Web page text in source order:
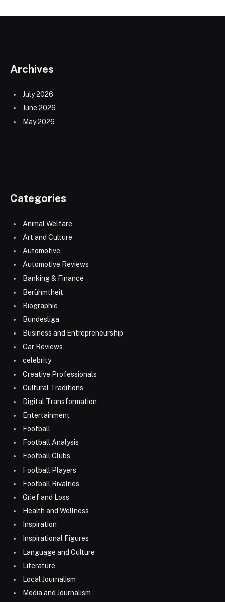
Archives
July 2026
June 2026
May 2026
Categories
Animal Welfare
Art and Culture
Automotive
Automotive Reviews
Banking & Finance
Berühmtheit
Biographie
Bundesliga
Business and Entrepreneurship
Car Reviews
celebrity
Creative Professionals
Cultural Traditions
Digital Transformation
Entertainment
Football
Football Analysis
Football Clubs
Football Players
Football Rivalries
Grief and Loss
Health and Wellness
Inspiration
Inspirational Figures
Language and Culture
Literature
Local Journalism
Media and Journalism